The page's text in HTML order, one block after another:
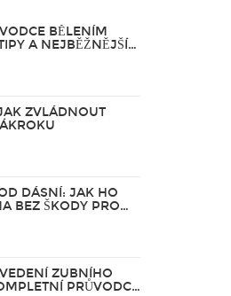
BĚLENÍM
A NEJBĚŽNĚJŠÍ
ZVLÁDNOUT
DÁSNÍ: JAK HO
BEZ ŠKODY PRO
ZUBNÍHO
PRŮVODCE